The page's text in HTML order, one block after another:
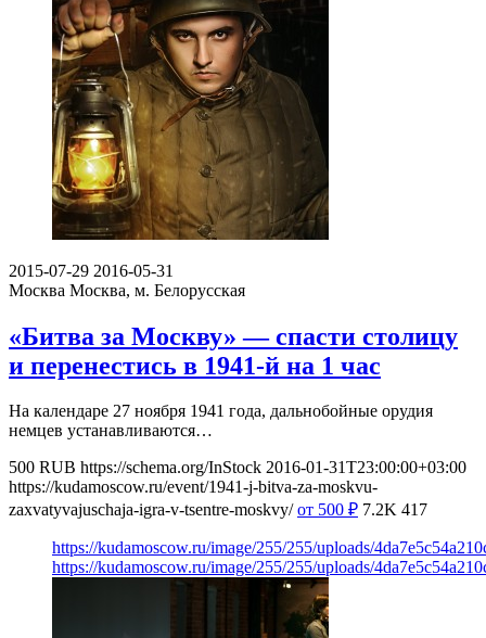
2015-07-29 2016-05-31
Москва Москва, м. Белорусская
«Битва за Москву» — спасти столицу
и перенестись в 1941-й на 1 час
На календаре 27 ноября 1941 года, дальнобойные орудия
немцев устанавливаются…
500 RUB https://schema.org/InStock 2016-01-31T23:00:00+03:00
https://kudamoscow.ru/event/1941-j-bitva-za-moskvu-
zaxvatyvajuschaja-igra-v-tsentre-moskvy/ от 500 ₽ 7.2K 417
https://kudamoscow.ru/image/255/255/uploads/
https://kudamoscow.ru/image/255/255/uploads/